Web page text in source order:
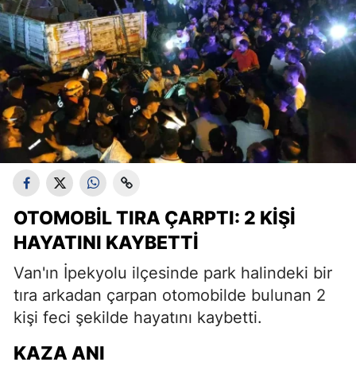
OTOMOBIL TIRA ÇARPTI: 2 KIŞI
HAYATINI KAYBETTI
Van'ın İpekyolu ilçesinde park halindeki bir
tıra arkadan çarpan otomobilde bulunan 2
kişi feci şekilde hayatını kaybetti.
KAZA ANI